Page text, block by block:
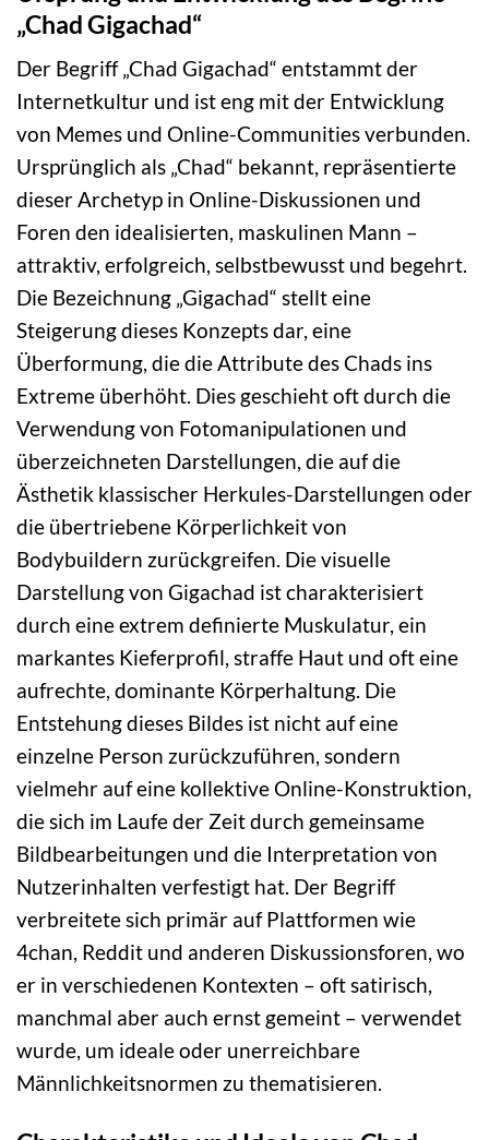
„Chad Gigachad“
Der Begriff „Chad Gigachad“ entstammt der
Internetkultur und ist eng mit der Entwicklung
von Memes und Online-Communities verbunden.
Ursprünglich als „Chad“ bekannt, repräsentierte
dieser Archetyp in Online-Diskussionen und
Foren den idealisierten, maskulinen Mann –
attraktiv, erfolgreich, selbstbewusst und begehrt.
Die Bezeichnung „Gigachad“ stellt eine
Steigerung dieses Konzepts dar, eine
Überformung, die die Attribute des Chads ins
Extreme überhöht. Dies geschieht oft durch die
Verwendung von Fotomanipulationen und
überzeichneten Darstellungen, die auf die
Ästhetik klassischer Herkules-Darstellungen oder
die übertriebene Körperlichkeit von
Bodybuildern zurückgreifen. Die visuelle
Darstellung von Gigachad ist charakterisiert
durch eine extrem definierte Muskulatur, ein
markantes Kieferprofil, straffe Haut und oft eine
aufrechte, dominante Körperhaltung. Die
Entstehung dieses Bildes ist nicht auf eine
einzelne Person zurückzuführen, sondern
vielmehr auf eine kollektive Online-Konstruktion,
die sich im Laufe der Zeit durch gemeinsame
Bildbearbeitungen und die Interpretation von
Nutzerinhalten verfestigt hat. Der Begriff
verbreitete sich primär auf Plattformen wie
4chan, Reddit und anderen Diskussionsforen, wo
er in verschiedenen Kontexten – oft satirisch,
manchmal aber auch ernst gemeint – verwendet
wurde, um ideale oder unerreichbare
Männlichkeitsnormen zu thematisieren.